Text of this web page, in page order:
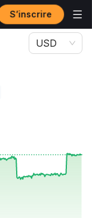
S’inscrire
USD